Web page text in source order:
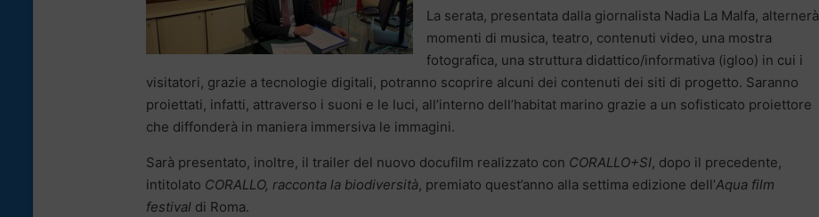
La serata, presentata dalla giornalista Nadia La Malfa, alternerà
momenti di musica, teatro, contenuti video, una mostra
fotografica, una struttura didattico/informativa (igloo) in cui i
visitatori, grazie a tecnologie digitali, potranno scoprire alcuni dei contenuti dei siti di progetto. Saranno
proiettati, infatti, attraverso i suoni e le luci, all’interno dell’habitat marino grazie a un sofisticato proiettore
che diffonderà in maniera immersiva le immagini.
Sarà presentato, inoltre, il trailer del nuovo docufilm realizzato con CORALLO+SI, dopo il precedente,
intitolato CORALLO, racconta la biodiversità, premiato quest’anno alla settima edizione dell’Aqua film
festival di Roma.